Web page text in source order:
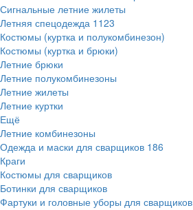
Сигнальные летние жилеты
Летняя спецодежда 1123
Костюмы (куртка и полукомбинезон)
Костюмы (куртка и брюки)
Летние брюки
Летние полукомбинезоны
Летние жилеты
Летние куртки
Ещё
Летние комбинезоны
Одежда и маски для сварщиков 186
Краги
Костюмы для сварщиков
Ботинки для сварщиков
Фартуки и головные уборы для сварщиков